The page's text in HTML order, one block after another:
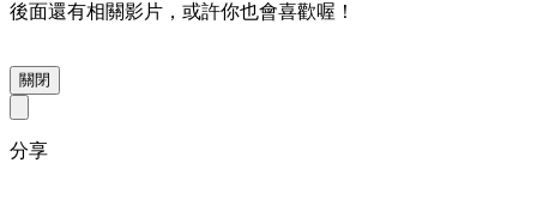
後面還有相關影片，或許你也會喜歡喔！
關閉
分享